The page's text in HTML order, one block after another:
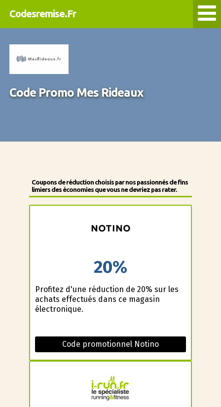
Codesremise.Fr
Code Promo Mes Rideaux
Coupons de réduction choisis par nos passionnés de fins
limiers des économies que vous ne devriez pas rater.
20%
Profitez d'une réduction de 20% sur les
achats effectués dans ce magasin
électronique.
Code promotionnel Notino